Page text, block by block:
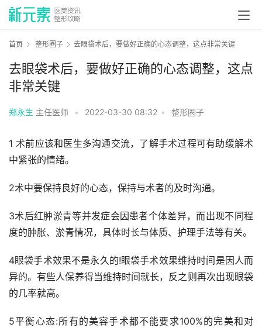
首页 整形圈子 去眼袋术后，要做好正确的心态调整，这点非常关键
去眼袋术后，要做好正确的心态调整，这点
非常关键
郑永生 主任医师 • 2022-03-30 08:32 • 整形圈子
1 术前应该和医生多沟通交流，了解手术过程可有助缓解术
中紧张的情绪。
2术中要保持良好的心态，保持与术者的及时沟通。
3术后红肿淤青等并发症会因患者个体差异，而出现不同程
度的肿胀、淤青情况，具体时长与体质、护理手法等有关。
4眼袋手术效果不是永久的!眼袋手术效果维持时间是因人而
异的。有些人保养得当维持时间就长，反之则再次出现眼袋
的几率就高。
5平衡心态:所有的美容手术都不能要求100%的完美和对